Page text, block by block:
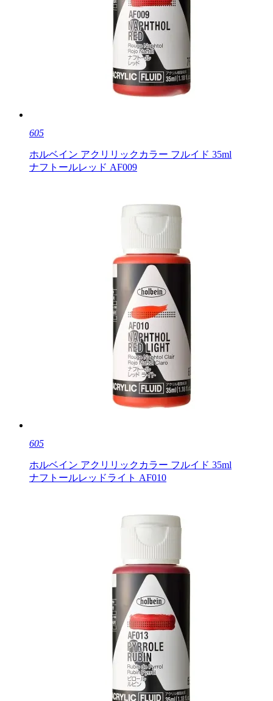
605
ホルベイン アクリリックカラー フルイド 35ml
ナフトールレッド AF009
605
ホルベイン アクリリックカラー フルイド 35ml
ナフトールレッドライト AF010